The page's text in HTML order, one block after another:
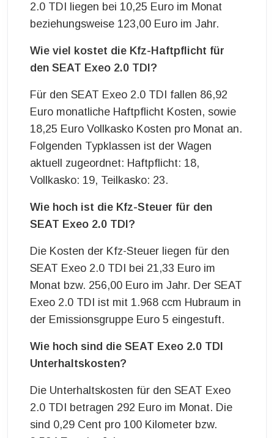
2.0 TDI liegen bei 10,25 Euro im Monat
beziehungsweise 123,00 Euro im Jahr.
Wie viel kostet die Kfz-Haftpflicht für
den SEAT Exeo 2.0 TDI?
Für den SEAT Exeo 2.0 TDI fallen 86,92
Euro monatliche Haftpflicht Kosten, sowie
18,25 Euro Vollkasko Kosten pro Monat an.
Folgenden Typklassen ist der Wagen
aktuell zugeordnet: Haftpflicht: 18,
Vollkasko: 19, Teilkasko: 23.
Wie hoch ist die Kfz-Steuer für den
SEAT Exeo 2.0 TDI?
Die Kosten der Kfz-Steuer liegen für den
SEAT Exeo 2.0 TDI bei 21,33 Euro im
Monat bzw. 256,00 Euro im Jahr. Der SEAT
Exeo 2.0 TDI ist mit 1.968 ccm Hubraum in
der Emissionsgruppe Euro 5 eingestuft.
Wie hoch sind die SEAT Exeo 2.0 TDI
Unterhaltskosten?
Die Unterhaltskosten für den SEAT Exeo
2.0 TDI betragen 292 Euro im Monat. Die
sind 0,29 Cent pro 100 Kilometer bzw.